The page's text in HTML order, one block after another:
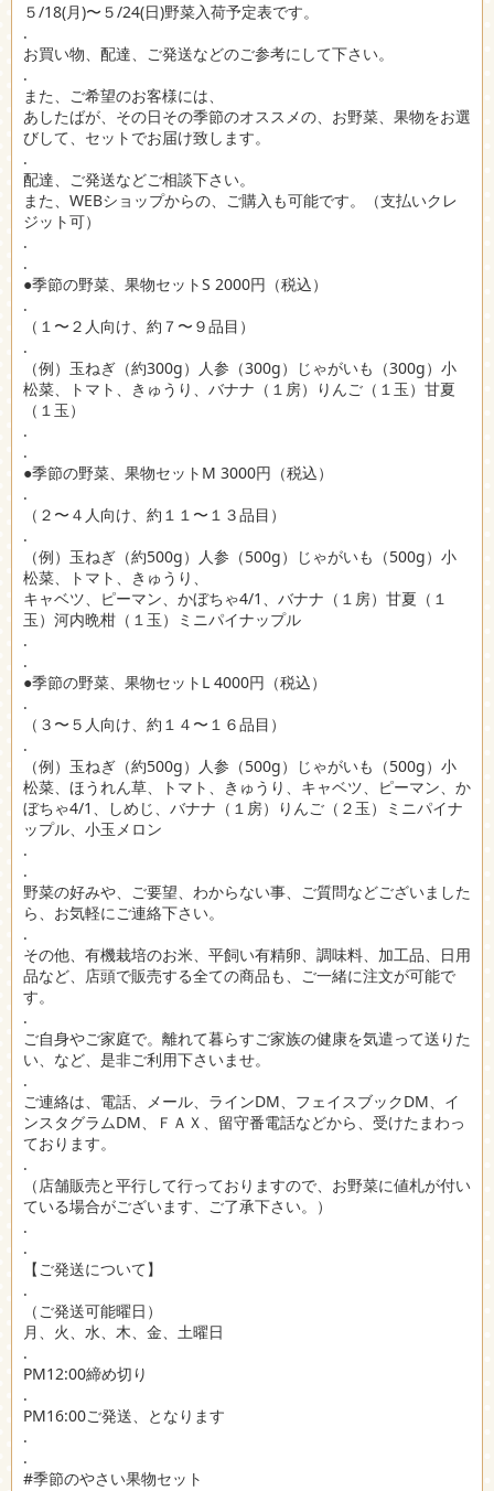
５/18(月)〜５/24(日)野菜入荷予定表です。
.
お買い物、配達、ご発送などのご参考にして下さい。
.
また、ご希望のお客様には、
あしたばが、その日その季節のオススメの、お野菜、果物をお選
びして、セットでお届け致します。
.
配達、ご発送などご相談下さい。
また、WEBショップからの、ご購入も可能です。（支払いクレ
ジット可）
.
.
●季節の野菜、果物セットS 2000円（税込）
.
（１〜２人向け、約７〜９品目）
.
（例）玉ねぎ（約300g）人参（300g）じゃがいも（300g）小
松菜、トマト、きゅうり、バナナ（１房）りんご（１玉）甘夏
（１玉）
.
.
●季節の野菜、果物セットM 3000円（税込）
.
（２〜４人向け、約１１〜１３品目）
.
（例）玉ねぎ（約500g）人参（500g）じゃがいも（500g）小
松菜、トマト、きゅうり、
キャベツ、ピーマン、かぼちゃ4/1、バナナ（１房）甘夏（１
玉）河内晩柑（１玉）ミニパイナップル
.
.
●季節の野菜、果物セットL 4000円（税込）
.
（３〜５人向け、約１４〜１６品目）
.
（例）玉ねぎ（約500g）人参（500g）じゃがいも（500g）小
松菜、ほうれん草、トマト、きゅうり、キャベツ、ピーマン、か
ぼちゃ4/1、しめじ、バナナ（１房）りんご（２玉）ミニパイナ
ップル、小玉メロン
.
.
野菜の好みや、ご要望、わからない事、ご質問などございました
ら、お気軽にご連絡下さい。
.
その他、有機栽培のお米、平飼い有精卵、調味料、加工品、日用
品など、店頭で販売する全ての商品も、ご一緒に注文が可能で
す。
.
ご自身やご家庭で。離れて暮らすご家族の健康を気遣って送りた
い、など、是非ご利用下さいませ。
.
ご連絡は、電話、メール、ラインDM、フェイスブックDM、イ
ンスタグラムDM、ＦＡＸ、留守番電話などから、受けたまわっ
ております。
.
（店舗販売と平行して行っておりますので、お野菜に値札が付い
ている場合がございます、ご了承下さい。）
.
.
【ご発送について】
.
（ご発送可能曜日）
月、火、水、木、金、土曜日
.
PM12:00締め切り
.
PM16:00ご発送、となります
.
.
#季節のやさい果物セット